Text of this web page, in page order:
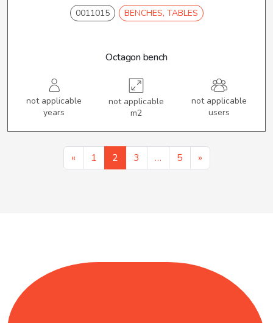
0011015 BENCHES, TABLES
Octagon bench
not applicable
years
not applicable
m2
not applicable
users
« 1 2 3 … 5 »